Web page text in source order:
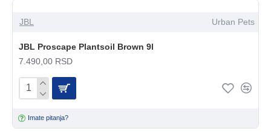
JBL Urban Pets
JBL Proscape Plantsoil Brown 9l
7.490,00 RSD
Imate pitanja?